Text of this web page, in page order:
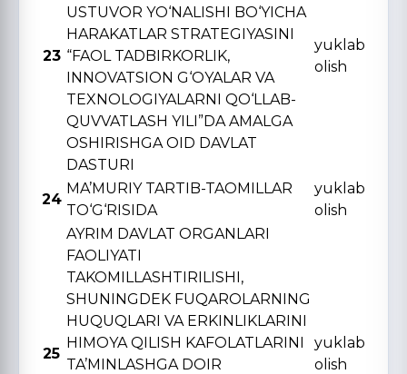
23
USTUVOR YO‘NALISHI BO‘YICHA
HARAKATLAR STRATЕGIYASINI
“FAOL TADBIRKORLIK,
INNOVATSION G‘OYALAR VA
TЕXNOLOGIYALARNI QO‘LLAB-
QUVVATLASH YILI”DA AMALGA
OSHIRISHGA OID DAVLAT
DASTURI
yuklab
olish
24
MA’MURIY TARTIB-TAOMILLAR
TO‘G‘RISIDA
yuklab
olish
25
AYRIM DAVLAT ORGANLARI
FAOLIYATI
TAKOMILLASHTIRILISHI,
SHUNINGDЕK FUQAROLARNING
HUQUQLARI VA ERKINLIKLARINI
HIMOYA QILISH KAFOLATLARINI
TA’MINLASHGA DOIR
yuklab
olish